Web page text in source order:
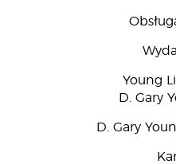
Young
D. Gary
D. Gary